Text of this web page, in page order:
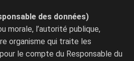
des données)
morale, l’autorité publique,
organisme qui traite les
le compte du Responsable du